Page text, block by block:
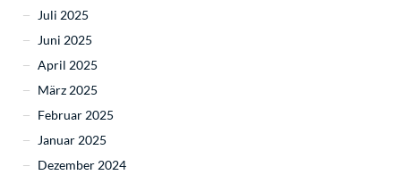
Juli 2025
Juni 2025
April 2025
März 2025
Februar 2025
Januar 2025
Dezember 2024